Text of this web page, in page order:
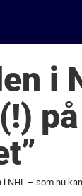
i
NHL – som nu